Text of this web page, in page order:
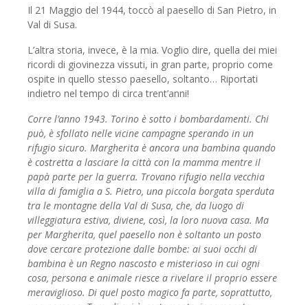
Il 21 Maggio del 1944, toccò al paesello di San Pietro, in
Val di Susa.
L’altra storia, invece, è la mia. Voglio dire, quella dei miei
ricordi di giovinezza vissuti, in gran parte, proprio come
ospite in quello stesso paesello, soltanto… Riportati
indietro nel tempo di circa trent’anni!
Corre l’anno 1943. Torino è sotto i bombardamenti. Chi
può, è sfollato nelle vicine campagne sperando in un
rifugio sicuro. Margherita è ancora una bambina quando
è costretta a lasciare la città con la mamma mentre il
papà parte per la guerra. Trovano rifugio nella vecchia
villa di famiglia a S. Pietro, una piccola borgata sperduta
tra le montagne della Val di Susa, che, da luogo di
villeggiatura estiva, diviene, così, la loro nuova casa. Ma
per Margherita, quel paesello non è soltanto un posto
dove cercare protezione dalle bombe: ai suoi occhi di
bambina è un Regno nascosto e misterioso in cui ogni
cosa, persona e animale riesce a rivelare il proprio essere
meraviglioso. Di quel posto magico fa parte, soprattutto,